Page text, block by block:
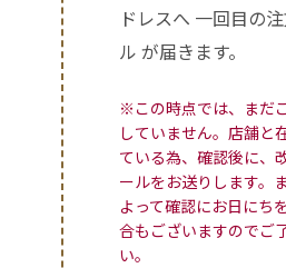
ドレスへ 一回目の
ル が届きます。
※この時点では、まだ
していません。店舗と
ている為、確認後に、
ールをお送りします。
よって確認にお日にち
合もございますのでご
い。